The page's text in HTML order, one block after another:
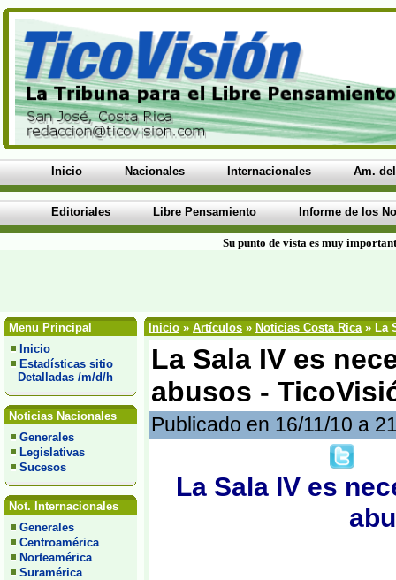
Inicio Nacionales Internacionales Am.
Editoriales Libre Pensamiento Informe de los
Su punto de vista es muy
Menu Principal
Inicio
Estadísticas sitio
Detalladas /m/d/h
Noticias Nacionales
Generales
Legislativas
Sucesos
Not. Internacionales
Generales
Centroamérica
Norteamérica
Suramérica
Inicio » Artículos » Noticias Costa Rica» La
La Sala IV es
abusos -
Publicado en 16/11/10 a
La Sala IV es